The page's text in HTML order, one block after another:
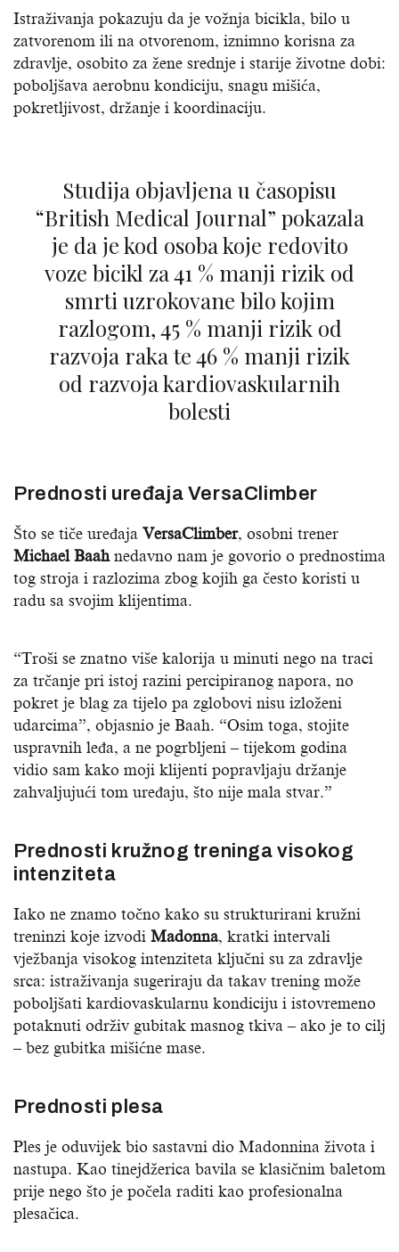
Istraživanja pokazuju da je vožnja bicikla, bilo u
zatvorenom ili na otvorenom, iznimno korisna za
zdravlje, osobito za žene srednje i starije životne dobi:
poboljšava aerobnu kondiciju, snagu mišića,
pokretljivost, držanje i koordinaciju.
Studija objavljena u časopisu
“British Medical Journal” pokazala
je da je kod osoba koje redovito
voze bicikl za 41 % manji rizik od
smrti uzrokovane bilo kojim
razlogom, 45 % manji rizik od
razvoja raka te 46 % manji rizik
od razvoja kardiovaskularnih
bolesti
Prednosti uređaja VersaClimber
Što se tiče uređaja VersaClimber, osobni trener
Michael Baahnedavno nam je govorio o prednostima
tog stroja i razlozima zbog kojih ga često koristi u
radu sa svojim klijentima.
“Troši se znatno više kalorija u minuti nego na traci
za trčanje pri istoj razini percipiranog napora, no
pokret je blag za tijelo pa zglobovi nisu izloženi
udarcima”, objasnio je Baah. “Osim toga, stojite
uspravnih leđa, a ne pogrbljeni – tijekom godina
vidio sam kako moji klijenti popravljaju držanje
zahvaljujući tom uređaju, što nije mala stvar.”
Prednosti kružnog treninga visokog
intenziteta
Iako ne znamo točno kako su strukturirani kružni
treninzi koje izvodi Madonna, kratki intervali
vježbanja visokog intenziteta ključni su za zdravlje
srca: istraživanja sugeriraju da takav trening može
poboljšati kardiovaskularnu kondiciju i istovremeno
potaknuti održiv gubitak masnog tkiva – ako je to cilj
– bez gubitka mišićne mase.
Prednosti plesa
Ples je oduvijek bio sastavni dio Madonnina života i
nastupa. Kao tinejdžerica bavila se klasičnim baletom
prije nego što je počela raditi kao profesionalna
plesačica.